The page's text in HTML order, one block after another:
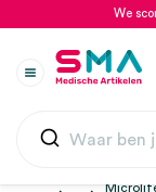
We